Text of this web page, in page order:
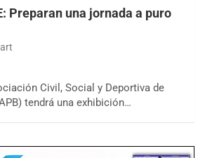
Preparan una jornada a puro
Civil, Social y Deportiva de
tendrá una exhibición…